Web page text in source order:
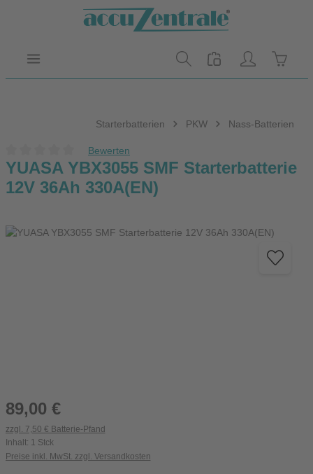
Zum Hauptinhalt springen
Starterbatterien PKW Nass-Batterien
Durchschnittliche Bewertung von 0 von 5 Sternen
Bewerten
YUASA YBX3055 SMF Starterbatterie
12V 36Ah 330A(EN)
Bildergalerie überspringen
Regulärer Preis:
89,00 €
zzgl. 7,50 € Batterie-Pfand
Inhalt: 1 Stck
Preise inkl. MwSt. zzgl. Versandkosten